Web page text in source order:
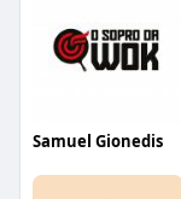
Samuel Gionedis